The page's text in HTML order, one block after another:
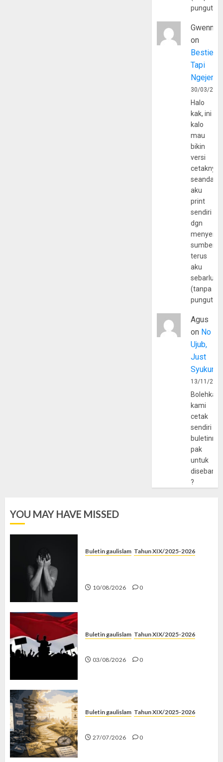
Gwenny
on
Bestie
Tapi
30/03/
Halo
kak, ini
kalo
mau
bikin
versi
cetaknya
aku
print
sendiri
dgn
sumber
terus
aku
(tanpa
Agus
on No
Ujub,
Just
Syukur
13/11/
Bolehkah
kami
cetak
sendiri
pak
untuk
?
YOU MAY HAVE MISSED
Buletin gaulislam Tahun XIX/2025-2026
10/08/2026 0
Buletin gaulislam Tahun XIX/2025-2026
03/08/2026 0
Buletin gaulislam Tahun XIX/2025-2026
27/07/2026 0